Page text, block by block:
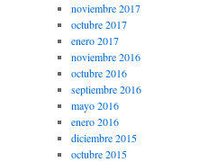
noviembre 2017
octubre 2017
enero 2017
noviembre 2016
octubre 2016
septiembre 2016
mayo 2016
enero 2016
diciembre 2015
octubre 2015